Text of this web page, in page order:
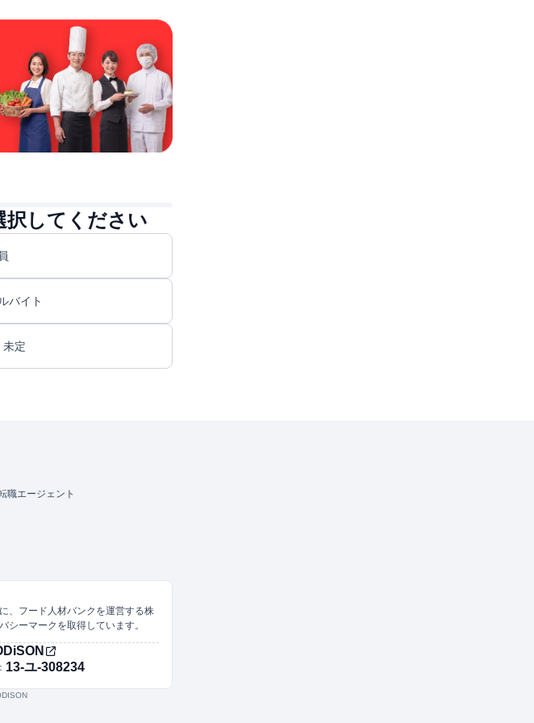
択してください
バイト
未定
職エージェント
、フード人材バンクを運営する株
シーマークを取得しています。
13-ユ-308234